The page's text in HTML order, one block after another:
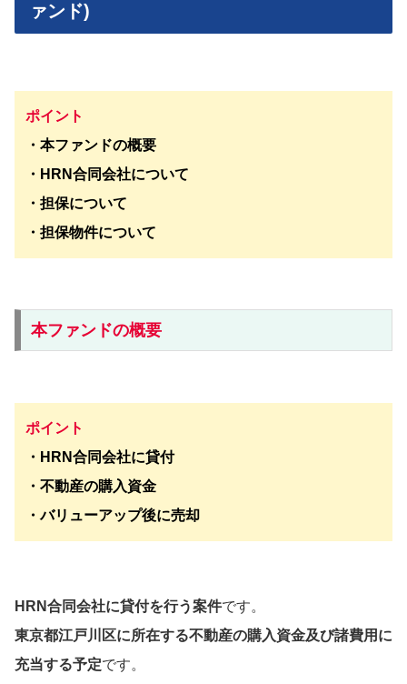
ァンド)
ポイント
・本ファンドの概要
・HRN合同会社について
・担保について
・担保物件について
本ファンドの概要
ポイント
・ HRN合同会社に貸付
・不動産の購入資金
・バリューアップ後に売却
HRN合同会社に貸付を行う案件です。
東京都江戸川区に所在する不動産の購入資金及び諸費用に
充当する予定です。